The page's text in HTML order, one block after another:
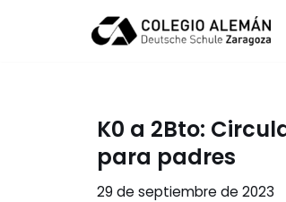
K0 a 2Bto:
para padres
29 de septiembre de 2023